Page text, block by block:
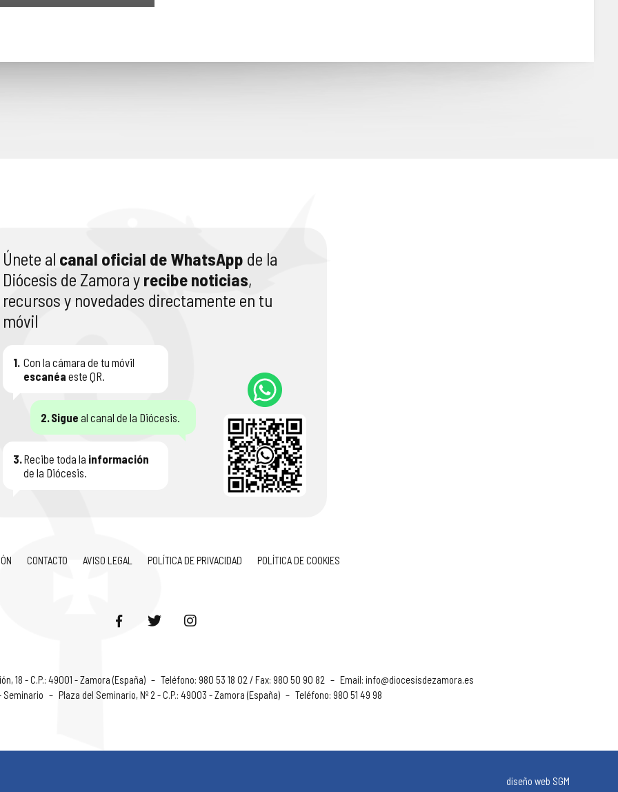
Únete al canal oficial de WhatsApp de la
Diócesis de Zamora y recibe noticias,
recursos y novedades directamente en tu
móvil
1. Con la cámara de tu móvil
escanéa este QR.
2.Sigue al canal de la Diócesis.
3.Recibe toda la información
de la Diócesis.
CONTACTO AVISO LEGAL POLÍTICA DE PRIVACIDAD POLÍTICA DE COOKIES
18 - C.P.: 49001 - Zamora (España) – Teléfono: 980 53 18 02 / Fax: 980 50 90 82 – Email: info@diocesisdezamora.es
Seminario – Plaza del Seminario, Nº 2 - C.P.: 49003 - Zamora (España) – Teléfono: 980 51 49 98
diseño web SGM